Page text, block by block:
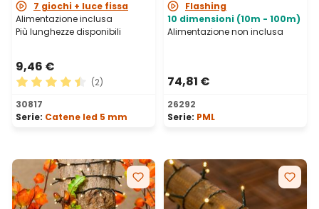
7 giochi + luce fissa
Alimentazione inclusa
Più lunghezze disponibili
9,46 €
Valutazione media di 4.5 su 5 stelle
(2)
30817
Serie: Catene led 5 mm
IP67Flashing
10 dimensioni (10m - 100m)
Alimentazione non inclusa
74,81 €
26292
Serie: PML